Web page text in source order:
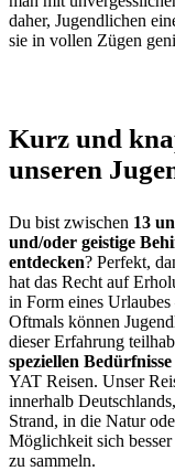
daher, Jugendlichen
sie in vollen Zügen
Kurz und
unseren
Du bist zwischen 13
und/oder geistige
entdecken? Perfekt,
hat das Recht auf
in Form eines
Oftmals können
dieser Erfahrung
speziellen Bedürfnisse
YAT Reisen. Unser
innerhalb
Strand, in die Natur
Möglichkeit sich
zu sammeln.